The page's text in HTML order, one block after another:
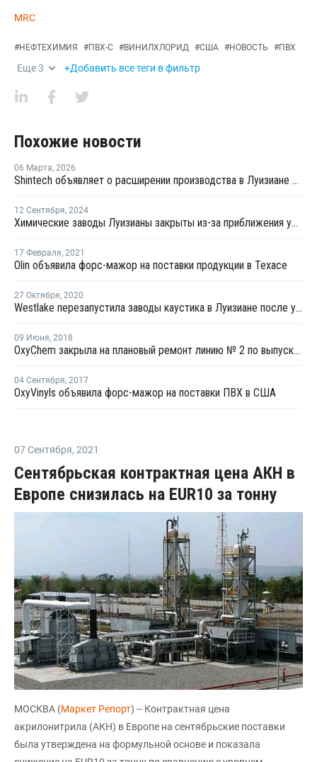
MRC
#НЕФТЕХИМИЯ #ПВХ-С #ВИНИЛХЛОРИД #США #НОВОСТЬ #ПВХ
Еще3 +Добавить все теги в фильтр
Похожие новости
06 Марта, 2026
Shintech объявляет о расширении производства в Луизиане на USD3,4 млрд
12 Сентября, 2024
Химические заводы Луизианы закрыты из-за приближения урагана "Франсин"
17 Февраля, 2021
Olin объявила форс-мажор на поставки продукции в Техасе
27 Октября, 2020
Westlake перезапустила заводы каустика в Луизиане после урагана "Дельта"
09 Июня, 2018
OxyChem закрыла на плановый ремонт линию № 2 по выпуску каустика и хлора в Канзасе
04 Сентября, 2017
OxyVinyls объявила форс-мажор на поставки ПВХ в США
07 Сентября, 2021
Сентябрьская контрактная цена АКН в
Европе снизилась на EUR10 за тонну
МОСКВА (Маркет Репорт) -- Контрактная цена
акрилонитрила (АКН) в Европе на сентябрьские поставки
была утверждена на формульной основе и показала